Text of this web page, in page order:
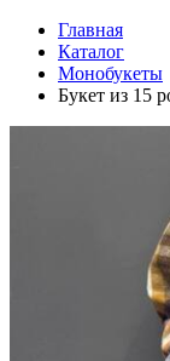
Главная
Каталог
Монобукеты
Букет из 15